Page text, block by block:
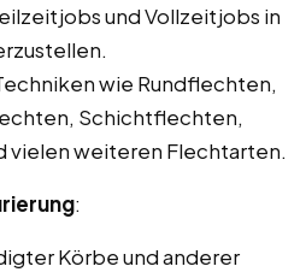
und Vollzeitjobs in
wie Rundflechten,
Schichtflechten,
vielen weiteren Flechtarten.
:
Körbe und anderer